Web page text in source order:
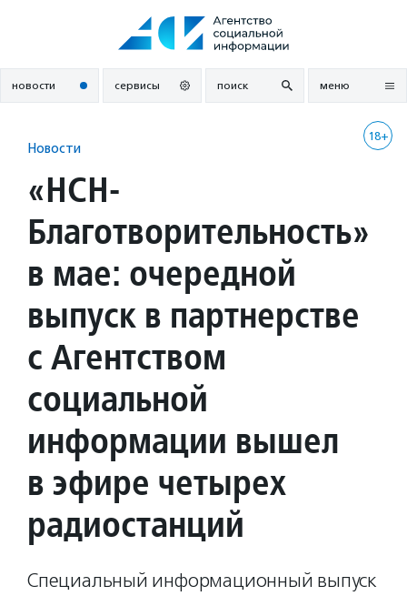
новости сервисы поиск меню
18+
Новости
«НСН-
Благотворительность»
в мае: очередной
выпуск в партнерстве
с Агентством
социальной
информации вышел
в эфире четырех
радиостанций
Специальный информационный выпуск